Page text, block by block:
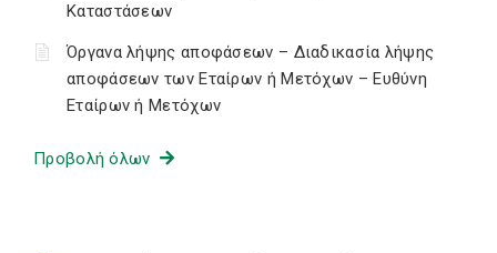
Καταστάσεων
Όργανα λήψης αποφάσεων – Διαδικασία λήψης
αποφάσεων των Εταίρων ή Μετόχων – Ευθύνη
Εταίρων ή Μετόχων
Προβολή όλων